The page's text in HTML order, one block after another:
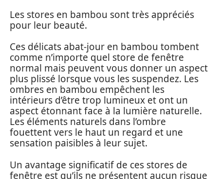
Les stores en bambou sont très appréciés
pour leur beauté.
Ces délicats abat-jour en bambou tombent
comme n’importe quel store de fenêtre
normal mais peuvent vous donner un aspect
plus plissé lorsque vous les suspendez. Les
ombres en bambou empêchent les
intérieurs d’être trop lumineux et ont un
aspect étonnant face à la lumière naturelle.
Les éléments naturels dans l’ombre
fouettent vers le haut un regard et une
sensation paisibles à leur sujet.
Un avantage significatif de ces stores de
fenêtre est qu’ils ne présentent aucun risque